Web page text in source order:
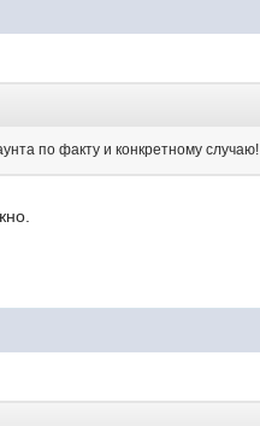
по факту и конкретному случаю!